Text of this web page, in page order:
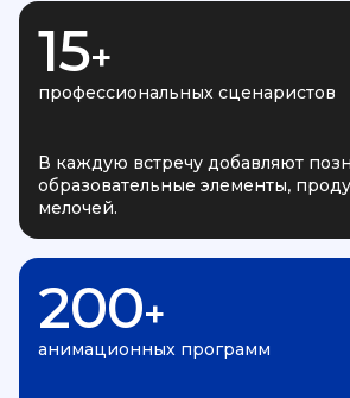
15+
профессиональных сценаристов
В каждую встречу добавляют
образовательные элементы,
мелочей.
200+
анимационных программ